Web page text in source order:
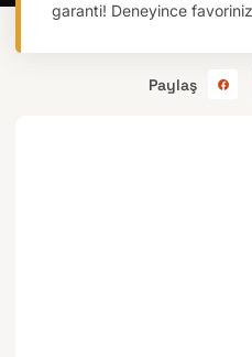
garanti! Deneyince
Paylaş